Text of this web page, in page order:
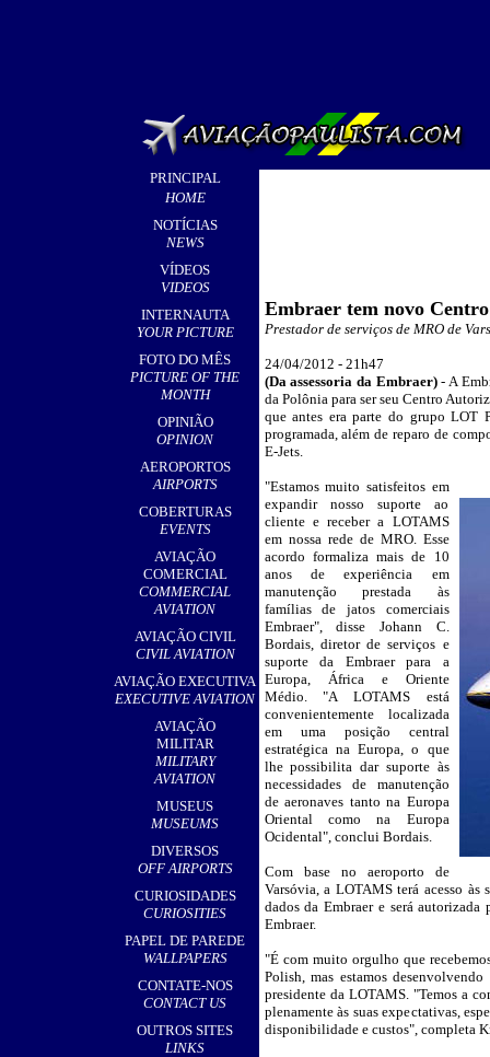
PRINCIPAL
HOME
NOTÍCIAS
NEWS
VÍDEOS
VIDEOS
INTERNAUTA
YOUR PICTURE
FOTO DO MÊS
PICTURE OF THE
MONTH
OPINIÃO
OPINION
AEROPORTOS
AIRPORTS
,
COBERTURAS
EVENTS
AVIAÇÃO
COMERCIAL
COMMERCIAL
AVIATION
AVIAÇÃO CIVIL
CIVIL AVIATION
AVIAÇÃO EXECUTIVA
EXECUTIVE AVIATION
AVIAÇÃO
MILITAR
MILITARY
AVIATION
MUSEUS
MUSEUMS
DIVERSOS
OFF AIRPORTS
CURIOSIDADES
CURIOSITIES
PAPEL DE PAREDE
WALLPAPERS
CONTATE-NOS
CONTACT US
OUTROS SITES
LINKS
Embraer tem novo
Prestador de serviços de MRO de
24/04/2012 - 21h47
(Da assessoria da Embraer) - A
da Polônia para ser seu Centro
que antes era parte do grupo LOT
programada, além de reparo de
E-Jets.
_
"Estamos muito satisfeitos em
expandir nosso suporte ao
cliente e receber a LOTAMS
em nossa rede de MRO. Esse
acordo formaliza mais de 10
anos de experiência em
manutenção prestada às
famílias de jatos comerciais
Embraer", disse Johann C.
Bordais, diretor de serviços e
suporte da Embraer para a
Europa, África e Oriente
Médio. "A LOTAMS está
convenientemente localizada
em uma posição central
estratégica na Europa, o que
lhe possibilita dar suporte às
necessidades de manutenção
de aeronaves tanto na Europa
Oriental como na Europa
Ocidental", conclui Bordais.
Com base no aeroporto de
Varsóvia, a LOTAMS terá acesso às
dados da Embraer e será
Embraer.
"É com muito orgulho que
Polish, mas estamos
presidente da LOTAMS. "Temos a
plenamente às suas expectativas,
disponibilidade e custos", completa